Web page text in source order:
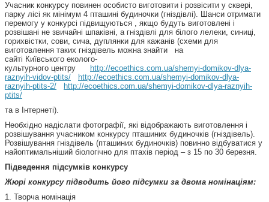
Учасник конкурсу повинен особисто виготовити і розвісити у сквері,
парку лісі як мінімум 4 пташині будиночки (гніздівлі). Шанси отримати
перемогу у конкурсі підвищуються , якщо будуть виготовлені і
розвішані не звичайні шпаківні, а гніздівлі для білого лелеки, синиці,
горихвістки, сови, сича, дуплянки для кажанів (схеми для
виготовлення таких гніздівель можна знайти на
сайті Київського еколого-
культурного центру
http://ecoethics.com.ua/shemyi-domikov-dlya-
raznyih-vidov-ptits/
http://ecoethics.com.ua/shemyi-domikov-dlya-
raznyih-ptits-2/
http://ecoethics.com.ua/shemyi-domikov-dlya-raznyih-
ptits/
та в Інтернеті).
Необхідно надіслати фотографії, які відображають виготовлення і
розвішування учасником конкурсу пташиних будиночків (гніздівель).
Розвішування гніздівель (пташиних будиночків) повинно відбуватися у
найоптимальніший біологічно для птахів період – з 15 по 30 березня.
Підведення підсумків конкурсу
Жюрі конкурсу підводить його підсумки за двома номінаціям:
1. Творча номінація